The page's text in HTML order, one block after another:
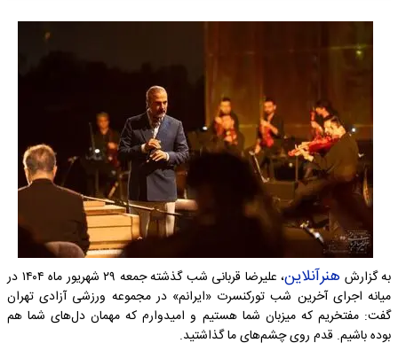
به گزارش هنرآنلاین
، علیرضا قربانی شب گذشته جمعه ۲۹ شهریور ماه ۱۴۰۴ در
میانه اجرای آخرین شب تورکنسرت «ایرانم» در مجموعه ورزشی آزادی تهران
گفت: مفتخریم که میزبان شما هستیم و امیدوارم که مهمان دل‌های شما هم
بوده باشیم. قدم روی چشم‌های ما گذاشتید.